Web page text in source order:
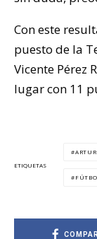
Con este
puesto de la
Vicente Pérez
lugar con 11
ETIQUETAS